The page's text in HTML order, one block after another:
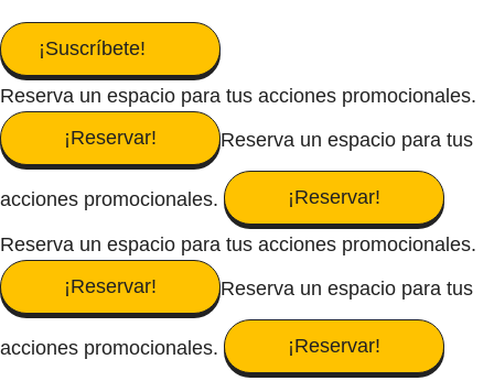
¡Suscríbete!
Reserva un espacio para tus acciones promocionales.
¡Reservar!
Reserva un espacio para tus
acciones promocionales. ¡Reservar!
Reserva un espacio para tus acciones promocionales.
¡Reservar!
Reserva un espacio para tus
acciones promocionales. ¡Reservar!